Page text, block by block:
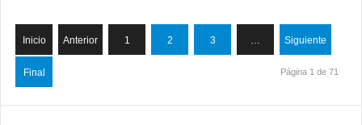
Inicio Anterior 1 2 3 … Siguiente
Final Página 1 de 71